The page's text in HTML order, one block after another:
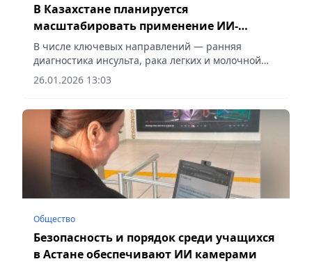
В Казахстане планируется
масштабировать применение ИИ-
сервисов для диагностики инсульта и
онкозаболеваний
В числе ключевых направлений — ранняя
диагностика инсульта, рака легких и молочной
железы, сообщает Vecher.kz.
26.01.2026 13:03
Общество
Безопасность и порядок среди учащихся
в Астане обеспечивают ИИ камерами